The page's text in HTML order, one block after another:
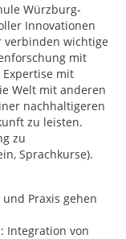
Würzburg-
Innovationen
verbinden wichtige
mit
mit
Welt mit anderen
nachhaltigeren
zu leisten.
zu
Sprachkurse).
Praxis gehen
Integration von